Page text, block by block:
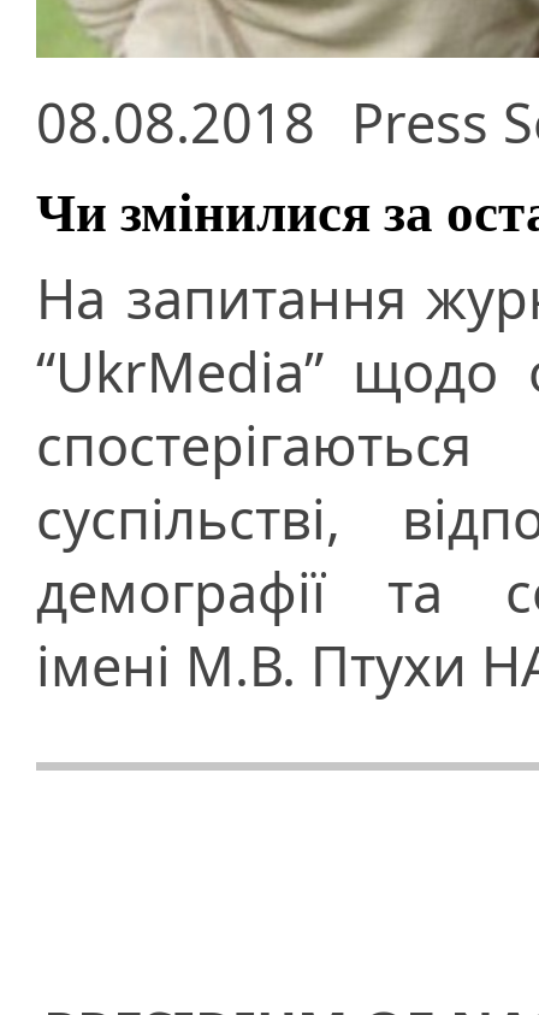
08.08.2018 Press
Чи змінилися за
На запитання
“UkrMedia” щодо
суспільстві,
демографії та
імені М.В. Птухи